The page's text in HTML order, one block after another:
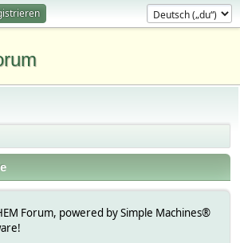
Forum, powered by Simple Machines®